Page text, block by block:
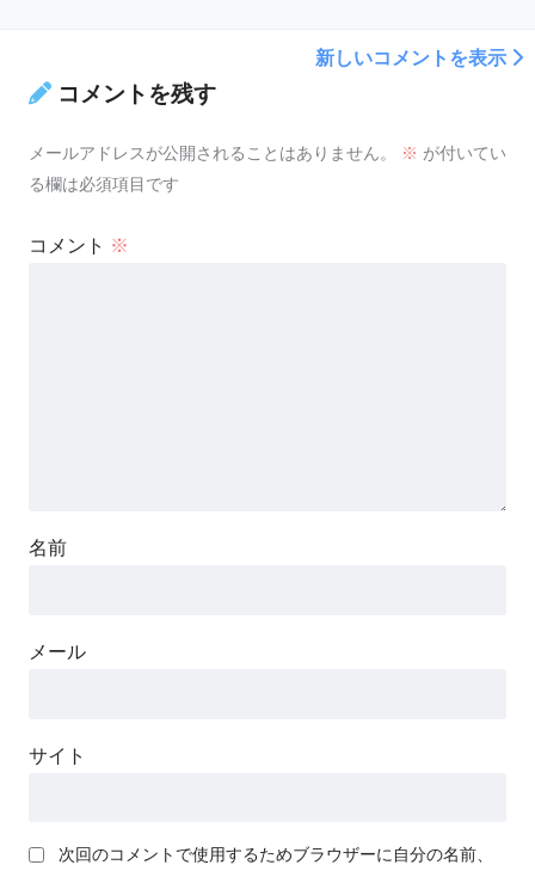
新しいコメントを表示
コメントを残す
メールアドレスが公開されることはありません。 ※ が付いてい
る欄は必須項目です
コメント ※
名前
メール
サイト
次回のコメントで使用するためブラウザーに自分の名前、